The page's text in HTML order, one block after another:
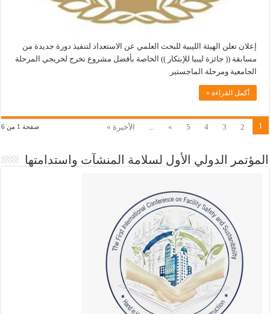
إعلان تعلن الهيئة الليبية للبحث العلمي عن الاستعداد لتنفيذ دورة جديدة من
مسابقة (( جائزة ليبيا للإبتكار )) الخاصة بأفضل مشروع تخرج لخريجي المرحلة
الجامعية ومرحلة الماجستير.
أكمل القراءة »
صفحة 1 من 6 1
2
3
4
5
»
... الأخيرة »
المؤتمر الدولي الأول لسلامة المنشآت واستدامتها